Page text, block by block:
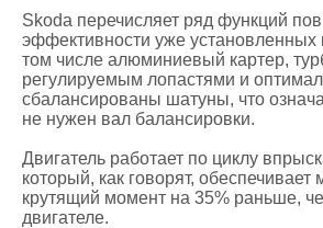
Skoda перечисляет ряд функций
эффективности уже установленных
том числе алюминиевый картер,
регулируемым лопастями и
сбалансированы шатуны, что
не нужен вал балансировки.
Двигатель работает по циклу
который, как говорят,
крутящий момент на 35% раньше,
двигателе.